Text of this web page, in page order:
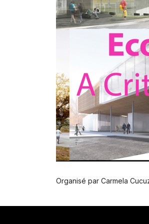
Organisé par Carmela